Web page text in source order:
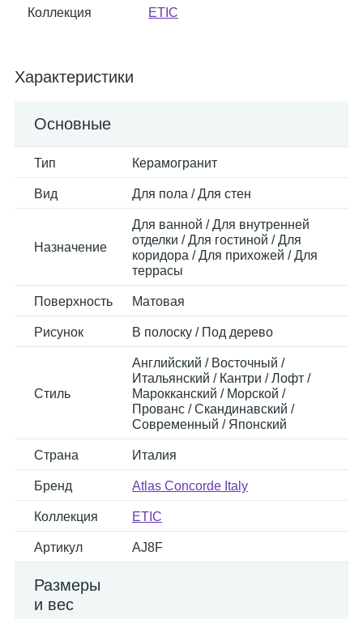
Коллекция ETIC
Характеристики
Основные
Тип Керамогранит
Вид Для пола / Для стен
Назначение
Для ванной / Для внутренней
отделки / Для гостиной / Для
коридора / Для прихожей / Для
террасы
Поверхность Матовая
Рисунок В полоску / Под дерево
Стиль
Английский / Восточный /
Итальянский / Кантри / Лофт /
Марокканский / Морской /
Прованс / Скандинавский /
Современный / Японский
Страна Италия
Бренд Atlas Concorde Italy
Коллекция ETIC
Артикул AJ8F
Размеры
и вес